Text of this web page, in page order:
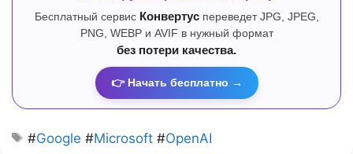
Бесплатный сервис Конвертуспереведет JPG, JPEG,
PNG, WEBP и AVIF в нужный формат
без потери качества.
👉 Начать бесплатно →
#Google #Microsoft #OpenAI